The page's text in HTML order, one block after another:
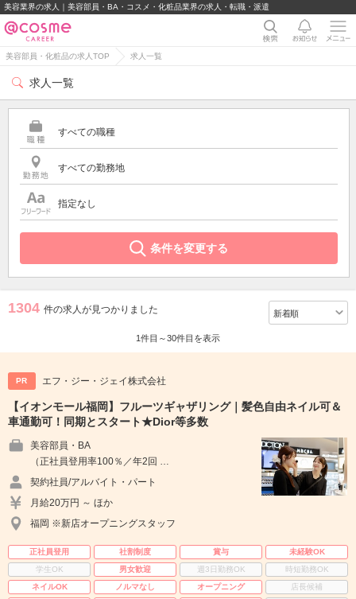
美容業界の求⼈｜美容部員・BA・コスメ・化粧品業界の求人・転職・派遣
美容部員・化粧品の求人TOP 求人一覧
求人一覧
すべての職種
すべての勤務地
指定なし
条件を変更する
1304 件の求人が見つかりました
1件目～30件目を表示
PR エフ・ジー・ジェイ株式会社
【イオンモール福岡】フルーツギャザリング｜髪色自由ネイル可＆
車通勤可！同期とスタート★Dior等多数
美容部員・BA
（正社員登用率100％／年2回 …
契約社員/アルバイト・パート
月給20万円 ～ ほか
福岡 ※新店オープニングスタッフ
正社員登用 社割制度 賞与
未経験OK
学生OK
男女歓迎 週3日勤務OK
時短勤務OK
ネイルOK
ノルマなし オープニング
店長候補